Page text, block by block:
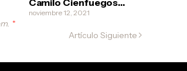
Camilo Cienfuegos
ayudó a tumbar el muro
noviembre 12, 2021
*
Artículo Siguiente